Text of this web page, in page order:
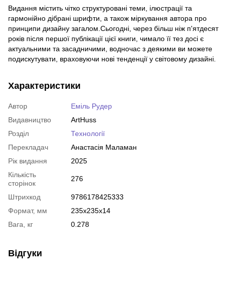
Видання містить чітко структуровані теми, ілюстрації та
гармонійно дібрані шрифти, а також міркування автора про
принципи дизайну загалом.Сьогодні, через більш ніж п'ятдесят
років після першої публікації цієї книги, чимало її тез досі є
актуальними та засадничими, водночас з деякими ви можете
подискутувати, враховуючи нові тенденції у світовому дизайні.
Характеристики
Автор
Еміль Рудер
Видавництво
ArtHuss
Розділ
Технології
Перекладач
Анастасія Маламан
Рік видання
2025
Кількість
сторінок
276
Штрихкод
9786178425333
Формат, мм
235x235x14
Вага, кг
0.278
Відгуки